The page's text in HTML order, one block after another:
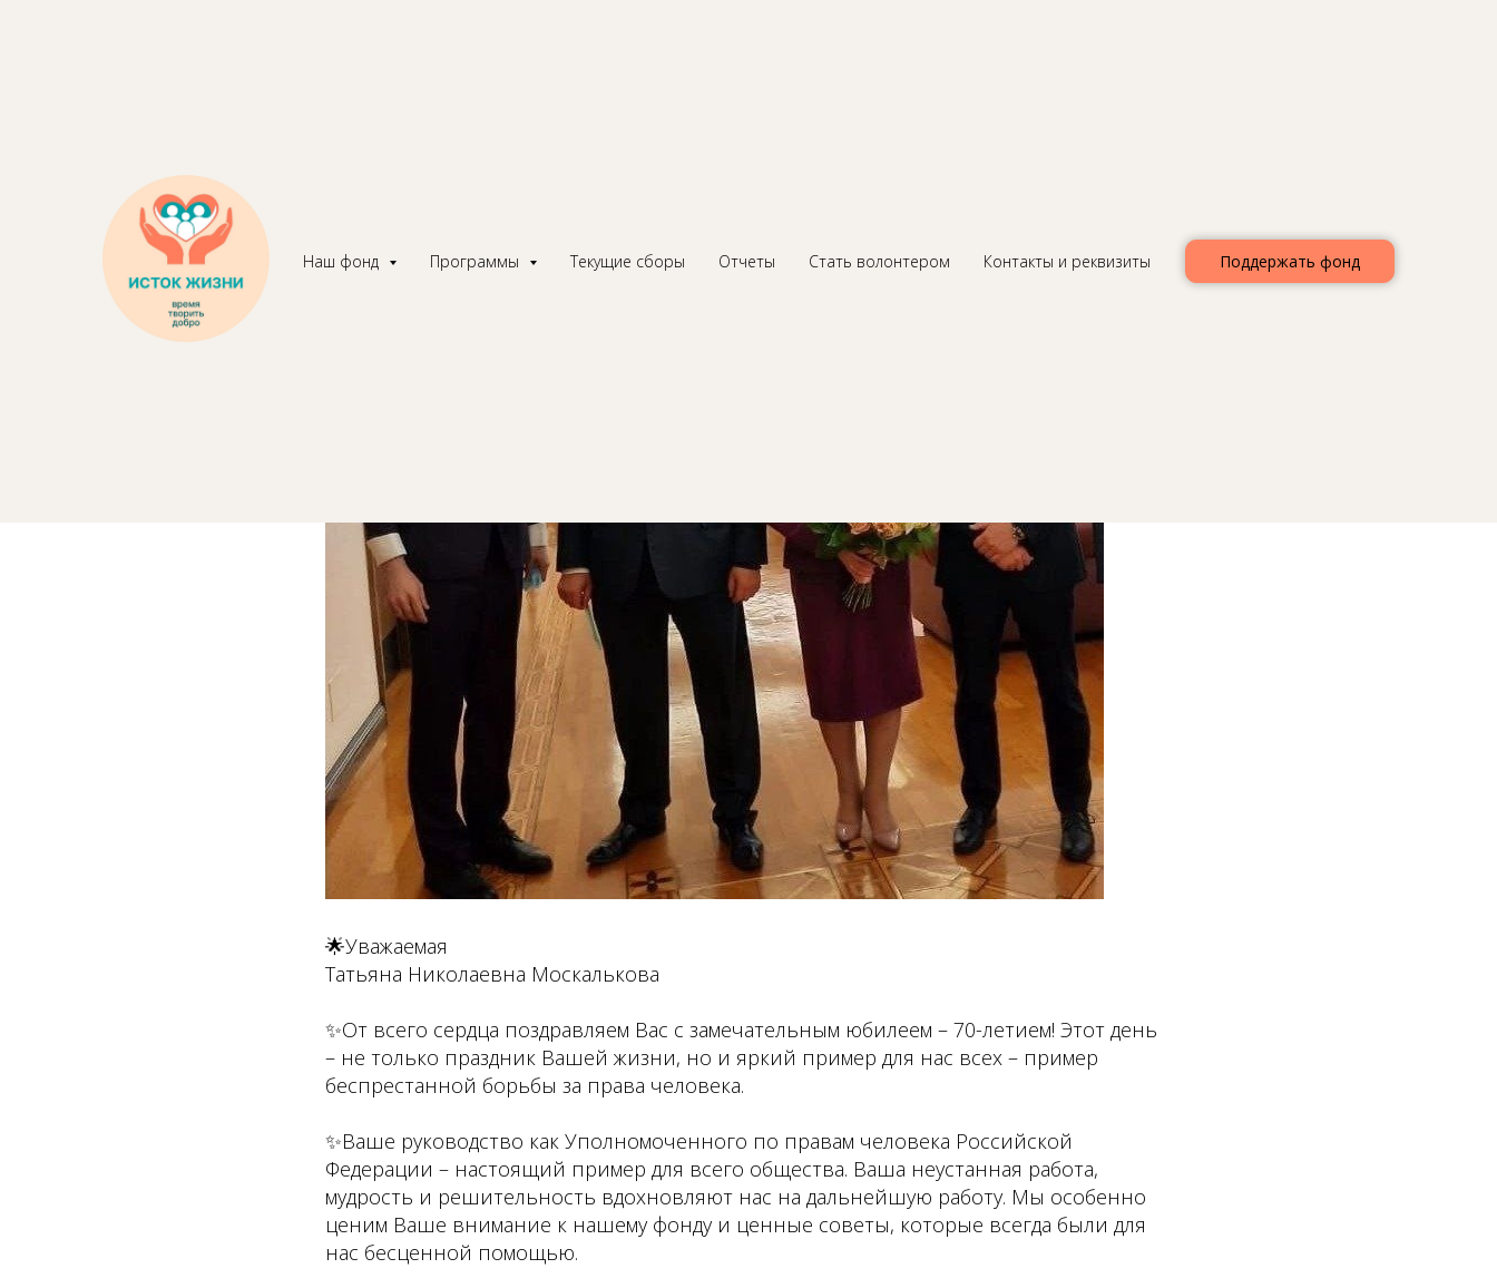
Наш фонд Программы Текущие сборы Отчеты Стать волонтером Контакты и реквизиты Поддержать фонд
🌟Уважаемая
Татьяна Николаевна Москалькова
✨От всего сердца поздравляем Вас с замечательным юбилеем – 70-летием! Этот день
– не только праздник Вашей жизни, но и яркий пример для нас всех – пример
беспрестанной борьбы за права человека.
✨Ваше руководство как Уполномоченного по правам человека Российской
Федерации – настоящий пример для всего общества. Ваша неустанная работа,
мудрость и решительность вдохновляют нас на дальнейшую работу. Мы особенно
ценим Ваше внимание к нашему фонду и ценные советы, которые всегда были для
нас бесценной помощью.